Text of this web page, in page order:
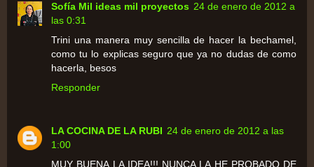
Sofía Mil ideas mil proyectos 24 de enero de 2012 a
las 0:31
Trini una manera muy sencilla de hacer la bechamel,
como tu lo explicas seguro que ya no dudas de como
hacerla, besos
Responder
LA COCINA DE LA RUBI 24 de enero de 2012 a las
1:00
MUY BUENA LA IDEA!!! NUNCA LA HE PROBADO DE